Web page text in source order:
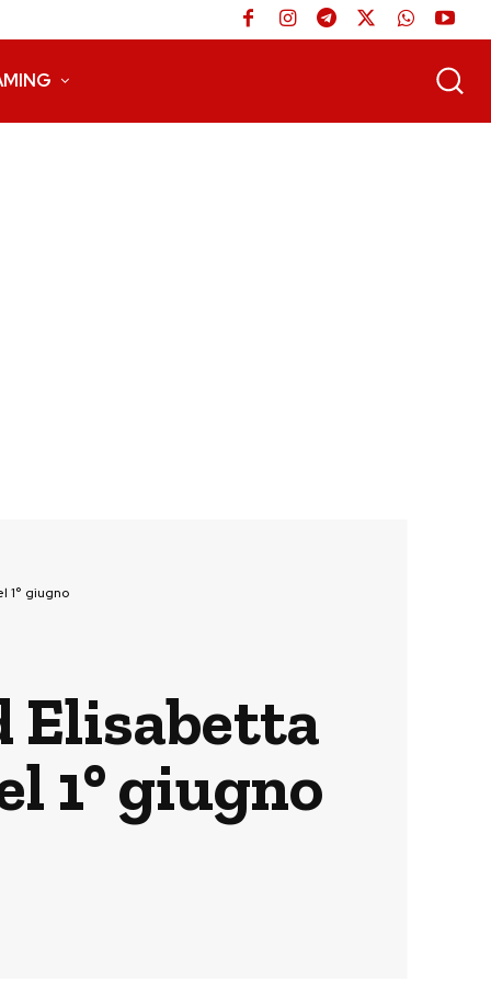
1° giugno
Elisabetta
1° giugno